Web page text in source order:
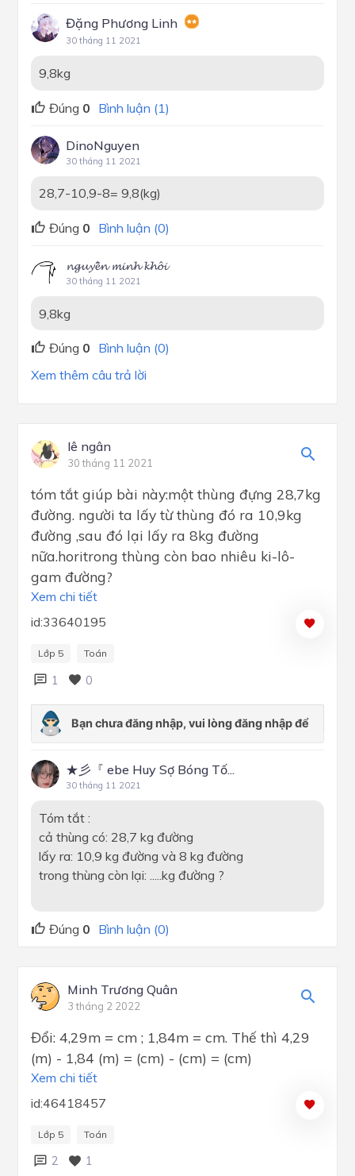
Đặng Phương Linh
30 tháng 11 2021
9,8kg
Đúng 0 Bình luận (1)
DinoNguyen
30 tháng 11 2021
28,7-10,9-8= 9,8(kg)
Đúng 0 Bình luận (0)
𝓷𝓰𝓾𝔂𝓮̂̃𝓷 𝓶𝓲𝓷𝓱 𝓴𝓱𝓸̂𝓲
30 tháng 11 2021
9,8kg
Đúng 0 Bình luận (0)
Xem thêm câu trả lời
lê ngân
30 tháng 11 2021
tóm tắt giúp bài này:một thùng đựng 28,7kg
đường. người ta lấy từ thùng đó ra 10,9kg
đường ,sau đó lại lấy ra 8kg đường
nữa.horitrong thùng còn bao nhiêu ki-lô-
gam đường?
Xem chi tiết
id:33640195
Lớp 5 Toán
1 0
★彡『 ebe Huy Sợ Bóng Tố...
30 tháng 11 2021
Tóm tắt :
cả thùng có: 28,7 kg đường
lấy ra: 10,9 kg đường và 8 kg đường
trong thùng còn lại: .....kg đường ?
Đúng 0 Bình luận (0)
Minh Trương Quân
3 tháng 2 2022
Đổi: 4,29m = cm ; 1,84m = cm. Thế thì 4,29
(m) - 1,84 (m) = (cm) - (cm) = (cm)
Xem chi tiết
id:46418457
Lớp 5 Toán
2 1